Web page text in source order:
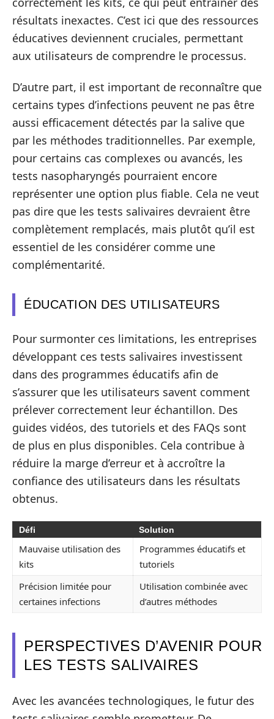
résultats inexactes. C’est ici que des ressources
éducatives deviennent cruciales, permettant
aux utilisateurs de comprendre le processus.
D’autre part, il est important de reconnaître que
certains types d’infections peuvent ne pas être
aussi efficacement détectés par la salive que
par les méthodes traditionnelles. Par exemple,
pour certains cas complexes ou avancés, les
tests nasopharyngés pourraient encore
représenter une option plus fiable. Cela ne veut
pas dire que les tests salivaires devraient être
complètement remplacés, mais plutôt qu’il est
essentiel de les considérer comme une
complémentarité.
ÉDUCATION DES UTILISATEURS
Pour surmonter ces limitations, les entreprises
développant ces tests salivaires investissent
dans des programmes éducatifs afin de
s’assurer que les utilisateurs savent comment
prélever correctement leur échantillon. Des
guides vidéos, des tutoriels et des FAQs sont
de plus en plus disponibles. Cela contribue à
réduire la marge d’erreur et à accroître la
confiance des utilisateurs dans les résultats
obtenus.
Défi Solution
Mauvaise utilisation des
kits
Programmes éducatifs et
tutoriels
Précision limitée pour
certaines infections
Utilisation combinée avec
d’autres méthodes
PERSPECTIVES D’AVENIR POUR
LES TESTS SALIVAIRES
Avec les avancées technologiques, le futur des